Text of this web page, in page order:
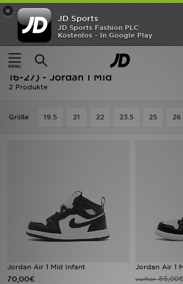
×
JD Sports
JD Sports Fashion PLC
Kostenlos - In Google Play
Home
Kinder Babyschuhe (Gr. 16-27)
Schwarz Jordan Babyschuhe (Gr.
16-27) - Jordan 1 Mid
2 Produkte
Grӧße 19.5 21 22 23.5 25 26
Jordan Air 1 Mid Infant
70,00€
Jordan Air 1
vorher65,00€
ANGEBOTE
Neuheiten
Herren
Sport
Lade die APP